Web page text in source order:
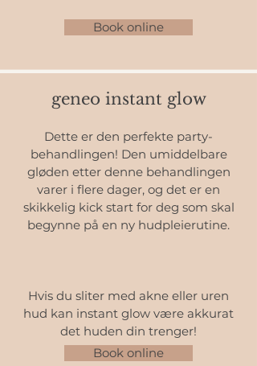
Book online
geneo instant glow
Dette er den perfekte party-
behandlingen! Den umiddelbare
gløden etter denne behandlingen
varer i flere dager, og det er en
skikkelig kick start for deg som skal
begynne på en ny hudpleierutine.
Hvis du sliter med akne eller uren
hud kan instant glow være akkurat
det huden din trenger!
Book online